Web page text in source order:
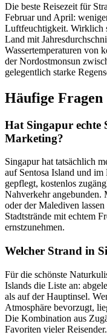
Die beste Reisezeit für
Februar und April:
Luftfeuchtigkeit. Wirklich
Land mit
Wassertemperaturen von
der Nordostmonsun
gelegentlich starke
Häufige Fragen
Hat Singapur echte
Marketing?
Singapur hat tatsächlich
auf Sentosa Island und
gepflegt, kostenlos
Nahverkehr angebunden.
oder der Malediven
Stadtstrände mit echtem
ernstzunehmen.
Welcher Strand in
Für die schönste
Islands die Liste an:
als auf der Hauptinsel.
Atmosphäre bevorzugt,
Die Kombination aus
Favoriten vieler Reisender.